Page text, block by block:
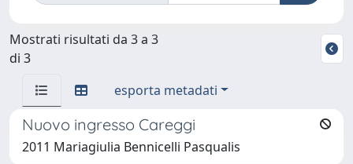
Mostrati risultati da 3 a 3
di 3
esporta metadati
Nuovo ingresso Careggi
2011 Mariagiulia Bennicelli Pasqualis